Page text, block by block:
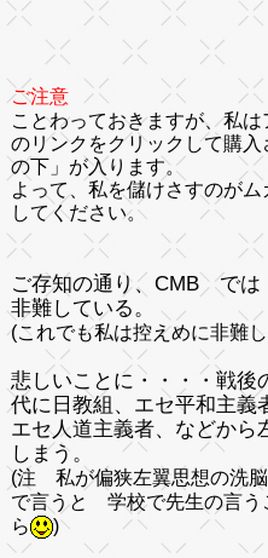
ご注意
ことわっておきますが、私
のリンクをクリックして購
の下」が入ります。
よって、私を儲けさすのが
してください。
ご存知の通り、CMB で
非難している。
(これでも私は控えめに非難
悲しいことに・・・・戦後
代に日教組、エセ平和主義
エセ人道主義者、などから
しまう。
(注 私が偏狭左翼思想の洗
で言うと 学校で先生の言う
ら
)